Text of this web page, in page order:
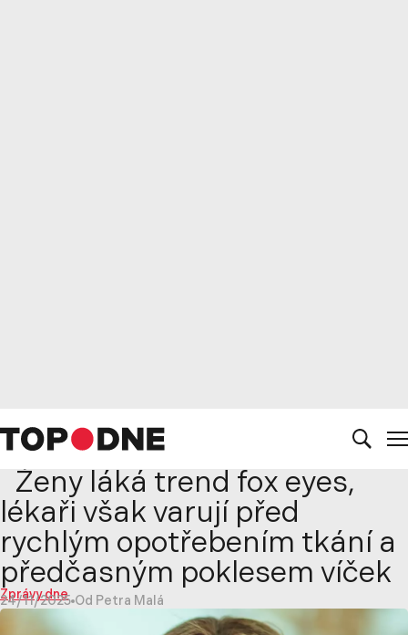
Ženy láká trend fox eyes,
lékaři však varují před
rychlým opotřebením tkání a
předčasným poklesem víček
Zprávy dne
24/11/2025 Od Petra Malá